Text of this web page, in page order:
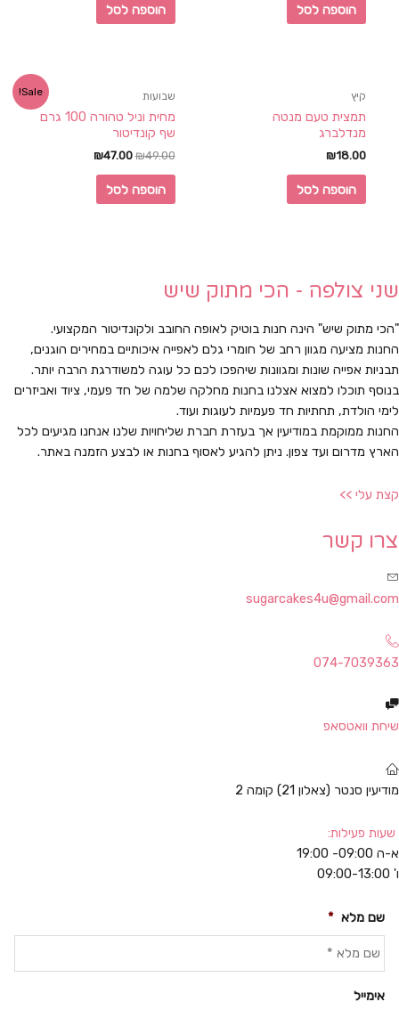
הוספה לסל הוספה לסל
קיץ
תמצית טעם מנטה
מנדלברג
₪18.00
הוספה לסל
Sale! שבועות
מחית וניל טהורה 100 גרם
שף קונדיטור
₪49.00
₪47.00
הוספה לסל
שני צולפה - הכי מתוק שיש
"הכי מתוק שיש" הינה חנות בוטיק לאופה החובב ולקונדיטור המקצועי.
החנות מציעה מגוון רחב של חומרי גלם לאפייה איכותיים במחירים הוגנים,
תבניות אפייה שונות ומגוונות שיהפכו לכם כל עוגה למשודרגת הרבה יותר.
בנוסף תוכלו למצוא אצלנו בחנות מחלקה שלמה של חד פעמי, ציוד ואביזרים
לימי הולדת, תחתיות חד פעמיות לעוגות ועוד.
החנות ממוקמת במודיעין אך בעזרת חברת שליחויות שלנו אנחנו מגיעים לכל
הארץ מדרום ועד צפון. ניתן להגיע לאסוף בחנות או לבצע הזמנה באתר.
קצת עלי >>
צרו קשר
sugarcakes4u@gmail.com
074-7039363
שיחת וואטסאפ
מודיעין סנטר (צאלון 21) קומה 2
שעות פעילות:
א-ה 09:00- 19:00
ו' 09:00-13:00
שם מלא *
אימייל